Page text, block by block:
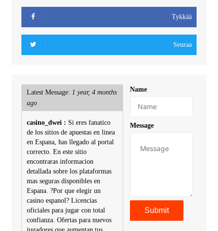
Tykkää
Seuraa
Latest Message: 1 year, 4 months
ago
casino_dwei : Si eres fanatico
de los sitios de apuestas en linea
en Espana, has llegado al portal
correcto. En este sitio
encontraras informacion
detallada sobre los plataformas
mas seguras disponibles en
Espana. ?Por que elegir un
casino espanol? Licencias
oficiales para jugar con total
confianza. Ofertas para nuevos
Name
Message